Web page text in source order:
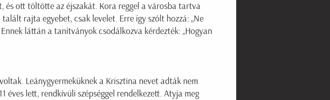
ott töltötte az éjszakát. Kora reggel a városba tartva
rajta egyebet, csak levelet. Erre így szólt hozzá: „Ne
láttán a tanítványok csodálkozva kérdezték: „Hogyan
Leánygyermeküknek a Krisztina nevet adták nem
éves lett, rendkívüli szépséggel rendelkezett. Atyja meg